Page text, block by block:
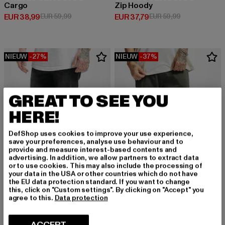
Cargo
EUR 38,99
Huidige prijs: EUR 38,99
EUR 59,99Actieprijs: EUR 59,99
Zip Hoody
EUR 37,79
Huidige prijs: EUR 37,79
EUR 59,99Actieprijs:
NIEUW -27%
URBAN CLASSICS
Stretch Denim
EUR 32,84
Huidige prijs: EUR 32,84
EUR 44,99Actieprijs: EUR 44,99
NIEUW -37%
URBAN CLASSICS
GREAT TO SEE YOU
HERE!
DefShop uses cookies to improve your use experience,
save your preferences, analyse use behaviour and to
provide and measure interest-based contents and
advertising. In addition, we allow partners to extract data
or to use cookies. This may also include the processing of
your data in the USA or other countries which do not have
the EU data protection standard. If you want to change
this, click on "Custom settings". By clicking on "Accept" you
agree to this. Data protection